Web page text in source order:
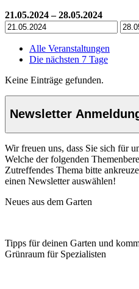
21.05.2024 – 28.05.2024
Alle Veranstaltungen
Die nächsten 7 Tage
Keine Einträge gefunden.
Newsletter
Wir freuen uns, dass Sie sich für
Welche der folgenden
Zutreffendes Thema bitte
einen Newsletter auswählen!
Neues aus dem Garten
Tipps für deinen Garten und
Grünraum für Spezialisten